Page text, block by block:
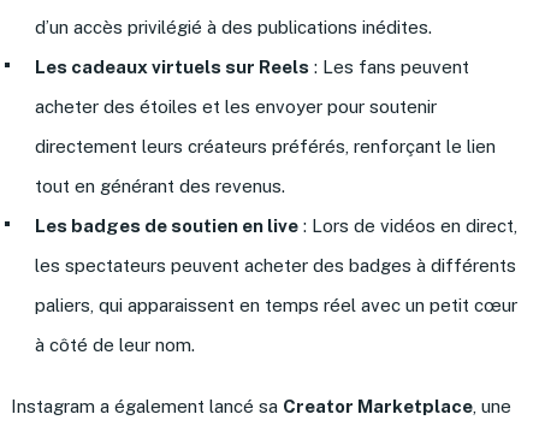
d’un accès privilégié à des publications inédites.
Les cadeaux virtuels sur Reels : Les fans peuvent
acheter des étoiles et les envoyer pour soutenir
directement leurs créateurs préférés, renforçant le lien
tout en générant des revenus.
Les badges de soutien en live: Lors de vidéos en direct,
les spectateurs peuvent acheter des badges à différents
paliers, qui apparaissent en temps réel avec un petit cœur
à côté de leur nom.
Instagram a également lancé sa Creator Marketplace, une